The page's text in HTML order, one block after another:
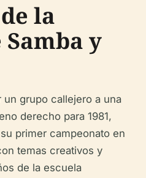
la
Samba y
un grupo callejero a una
derecho para 1981,
primer campeonato en
temas creativos y
de la escuela